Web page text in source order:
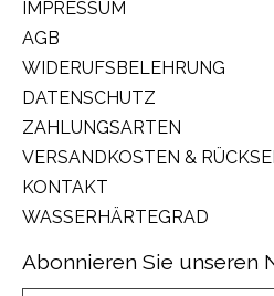
IMPRESSUM
AGB
WIDERUFSBELEHRUNG
DATENSCHUTZ
ZAHLUNGSARTEN
VERSANDKOSTEN &
KONTAKT
WASSERHÄRTEGRAD
Abonnieren Sie unseren